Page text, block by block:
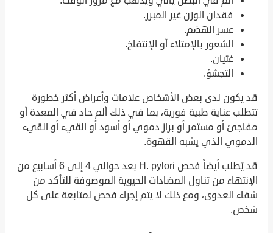
فقدان الوزن غير المبرر.
عسر الهضم.
الشعور بالإمتلاء أو الإنتفاخ.
غثيان.
التجشؤ.
قد يكون لدى بعض الأشخاص علامات وأعراض أكثر خطورة
تتطلب عناية طبية فورية، بما في ذلك ألم حاد في المعدة أو
مفاجئ أو مستمر أو براز دموي أو أسود أو القيء أو القيء
الدموي الذي يشبه القهوة.
قد يُطلب أيضاً فحص H. pylori بعد حوالي 4 إلى 6 أسابيع من
الإنتهاء من تناول المضادات الحيوية الموصوفة للتأكد من
شفاء العدوى، ومع ذلك لا يتم إجراء فحص لمتابعة على كل
شخص.